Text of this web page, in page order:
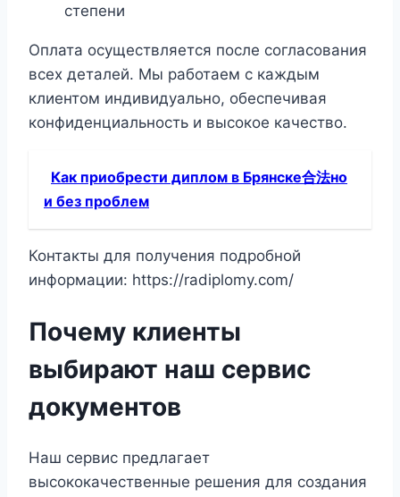
степени
Оплата осуществляется после согласования
всех деталей. Мы работаем с каждым
клиентом индивидуально, обеспечивая
конфиденциальность и высокое качество.
Как приобрести диплом в Брянске合法но
и без проблем
Контакты для получения подробной
информации: https://radiplomy.com/
Почему клиенты
выбирают наш сервис
документов
Наш сервис предлагает
высококачественные решения для создания